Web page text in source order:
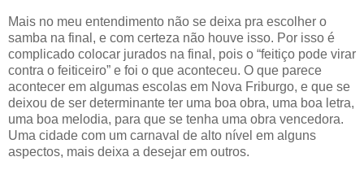
Mais no meu entendimento não se deixa pra escolher o
samba na final, e com certeza não houve isso. Por isso é
complicado colocar jurados na final, pois o “feitiço pode virar
contra o feiticeiro” e foi o que aconteceu. O que parece
acontecer em algumas escolas em Nova Friburgo, e que se
deixou de ser determinante ter uma boa obra, uma boa letra,
uma boa melodia, para que se tenha uma obra vencedora.
Uma cidade com um carnaval de alto nível em alguns
aspectos, mais deixa a desejar em outros.